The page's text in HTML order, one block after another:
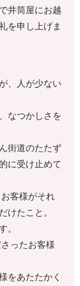
井筒屋にお越
を申し上げま
、人が少ない
なつかしさを
街道のたたず
に受け止めて
客様がそれ
けたこと。
。
ったお客様
をあたたかく